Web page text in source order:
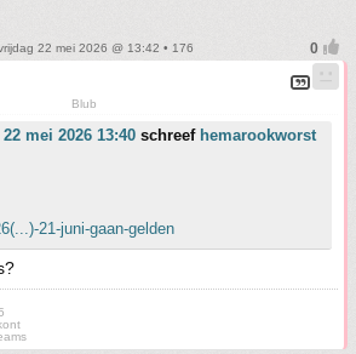
22 mei 2026 @ 13:42 • 176
Blub
mei 2026 13:40 schreef hemarookworst
21-juni-gaan-gelden